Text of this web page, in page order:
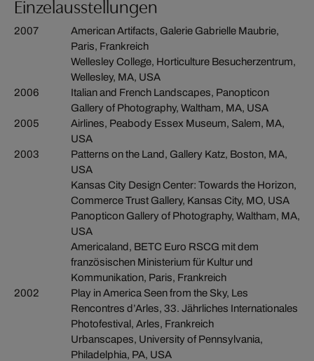
Einzelausstellungen
2007
American Artifacts, Galerie Gabrielle Maubrie,
Paris, Frankreich
Wellesley College, Horticulture Besucherzentrum,
Wellesley, MA, USA
2006
Italian and French Landscapes, Panopticon
Gallery of Photography, Waltham, MA, USA
2005
Airlines, Peabody Essex Museum, Salem, MA,
USA
2003
Patterns on the Land, Gallery Katz, Boston, MA,
USA
Kansas City Design Center: Towards the Horizon,
Commerce Trust Gallery, Kansas City, MO, USA
Panopticon Gallery of Photography, Waltham, MA,
USA
Americaland, BETC Euro RSCG mit dem
französischen Ministerium für Kultur und
Kommunikation, Paris, Frankreich
2002
Play in America Seen from the Sky, Les
Rencontres d’Arles, 33. Jährliches Internationales
Photofestival, Arles, Frankreich
Urbanscapes, University of Pennsylvania,
Philadelphia, PA, USA